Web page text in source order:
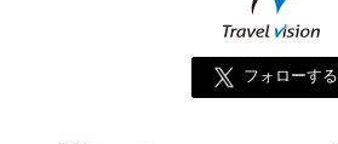
フォローする